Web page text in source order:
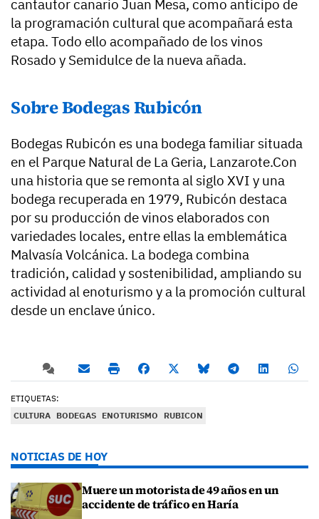
cantautor canario Juan Mesa, como anticipo de
la programación cultural que acompañará esta
etapa. Todo ello acompañado de los vinos
Rosado y Semidulce de la nueva añada.
Sobre Bodegas Rubicón
Bodegas Rubicón es una bodega familiar situada
en el Parque Natural de La Geria, Lanzarote.Con
una historia que se remonta al siglo XVI y una
bodega recuperada en 1979, Rubicón destaca
por su producción de vinos elaborados con
variedades locales, entre ellas la emblemática
Malvasía Volcánica. La bodega combina
tradición, calidad y sostenibilidad, ampliando su
actividad al enoturismo y a la promoción cultural
desde un enclave único.
ETIQUETAS:
CULTURA BODEGAS ENOTURISMO RUBICON
NOTICIAS DE HOY
Muere un motorista de 49 años en un
accidente de tráfico en Haría